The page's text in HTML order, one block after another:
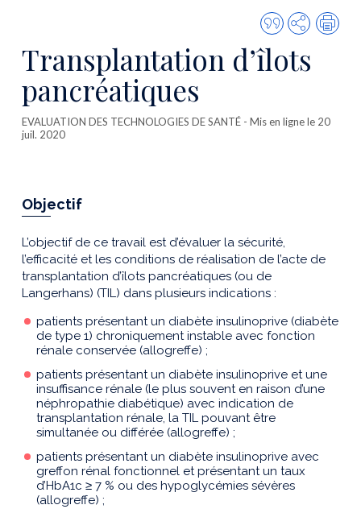
Citer
cette
publication
Partager
Transplantation d’îlots
pancréatiques
EVALUATION DES TECHNOLOGIES DE SANTÉ - Mis en ligne le 20
juil. 2020
Objectif
L’objectif de ce travail est d’évaluer la sécurité,
l’efficacité et les conditions de réalisation de l’acte de
transplantation d’îlots pancréatiques (ou de
Langerhans) (TIL) dans plusieurs indications :
patients présentant un diabète insulinoprive (diabète
de type 1) chroniquement instable avec fonction
rénale conservée (allogreffe) ;
patients présentant un diabète insulinoprive et une
insuffisance rénale (le plus souvent en raison d’une
néphropathie diabétique) avec indication de
transplantation rénale, la TIL pouvant être
simultanée ou différée (allogreffe) ;
patients présentant un diabète insulinoprive avec
greffon rénal fonctionnel et présentant un taux
d’HbA1c ≥ 7 % ou des hypoglycémies sévères
(allogreffe) ;